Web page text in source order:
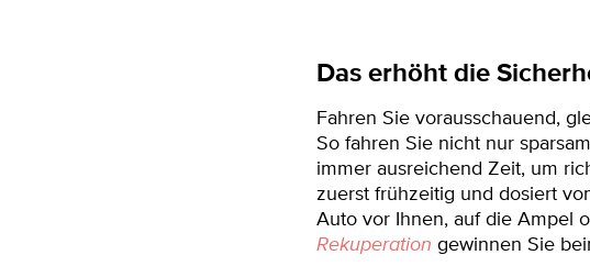
Das erhöht die
Fahren Sie vorausschauend,
So fahren Sie nicht nur
immer ausreichend Zeit, um
zuerst frühzeitig und dosiert
Auto vor Ihnen, auf die Ampel
Rekuperation gewinnen Sie